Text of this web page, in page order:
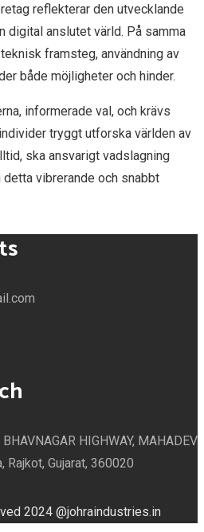
reflekterar den utvecklande
digital anslutet värld. På samma
framsteg, användning av
både möjligheter och hinder.
informerade val, och krävs
tryggt utforska världen av
ska ansvarigt vadslagning
vibrerande och snabbt
HIGHWAY, MAHADEV
Rajkot, Gujarat, 360020
2024 @johraindustries.in